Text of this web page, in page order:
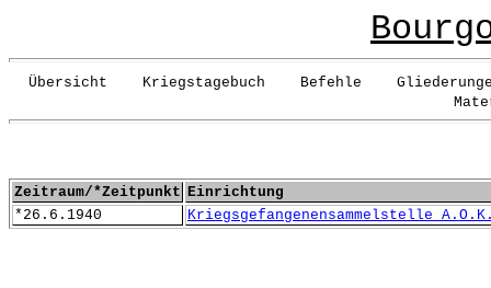
Übersicht Kriegstagebuch Befehle
Zeitraum/*Zeitpunkt Einrichtung
*26.6.1940
Kriegsgefangenensammelstelle